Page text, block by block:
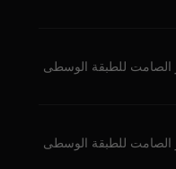
الصامت للطبقة الوسطى
الصامت للطبقة الوسطى